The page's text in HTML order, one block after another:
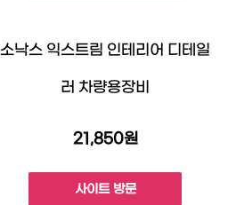
소낙스 익스트림 인테리어 디테일
러 차량용장비
21,850원
사이트 방문